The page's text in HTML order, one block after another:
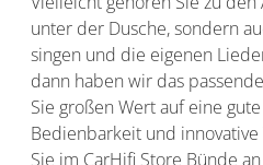
unter der Dusche, sondern
singen und die eigenen
dann haben wir das
Sie großen Wert auf eine
Bedienbarkeit und
Sie im CarHifi Store Bünde